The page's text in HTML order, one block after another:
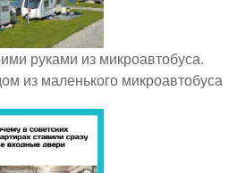
руками из микроавтобуса.
из маленького микроавтобуса